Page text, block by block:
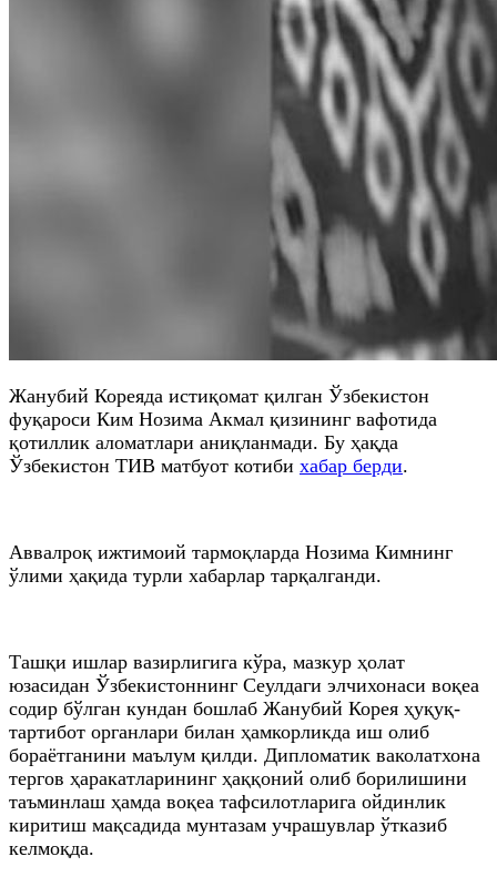
Жанубий Кореяда истиқомат қилган Ўзбекистон
фуқароси Ким Нозима Акмал қизининг вафотида
қотиллик аломатлари аниқланмади. Бу ҳақда
Ўзбекистон ТИВ матбуот котиби хабар берди.
Аввалроқ ижтимоий тармоқларда Нозима Кимнинг
ўлими ҳақида турли хабарлар тарқалганди.
Ташқи ишлар вазирлигига кўра, мазкур ҳолат
юзасидан Ўзбекистоннинг Сеулдаги элчихонаси воқеа
содир бўлган кундан бошлаб Жанубий Корея ҳуқуқ-
тартибот органлари билан ҳамкорликда иш олиб
бораётганини маълум қилди. Дипломатик ваколатхона
тергов ҳаракатларининг ҳаққоний олиб борилишини
таъминлаш ҳамда воқеа тафсилотларига ойдинлик
киритиш мақсадида мунтазам учрашувлар ўтказиб
келмоқда.